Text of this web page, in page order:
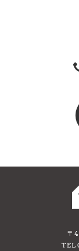
〒
TEL